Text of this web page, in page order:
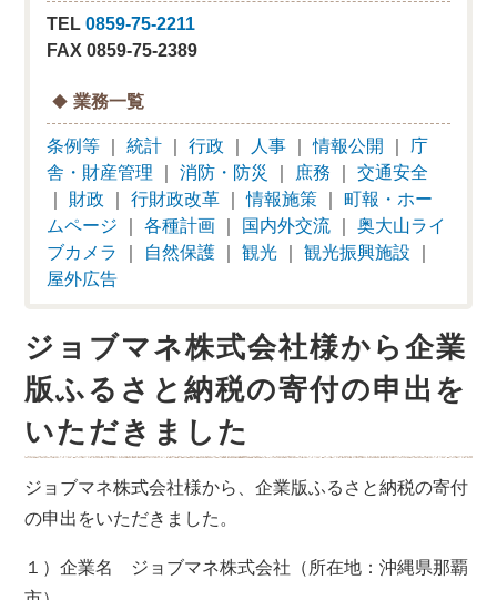
TEL0859-75-2211
FAX 0859-75-2389
業務一覧
条例等 ｜統計 ｜行政 人事 ｜情報公開
庁
舎・財産管理 ｜消防・防災 庶務 ｜交通安全
財政 ｜行財政改革 ｜情報施策 ｜町報・ホー
ムページ ｜各種計画 国内外交流 ｜奥大山ライ
ブカメラ
自然保護 ｜観光 ｜観光振興施設
屋外広告
ジョブマネ株式会社様から企業
版ふるさと納税の寄付の申出を
いただきました
ジョブマネ株式会社様から、企業版ふるさと納税の寄付
の申出をいただきました。
１）企業名 ジョブマネ株式会社（所在地：沖縄県那覇